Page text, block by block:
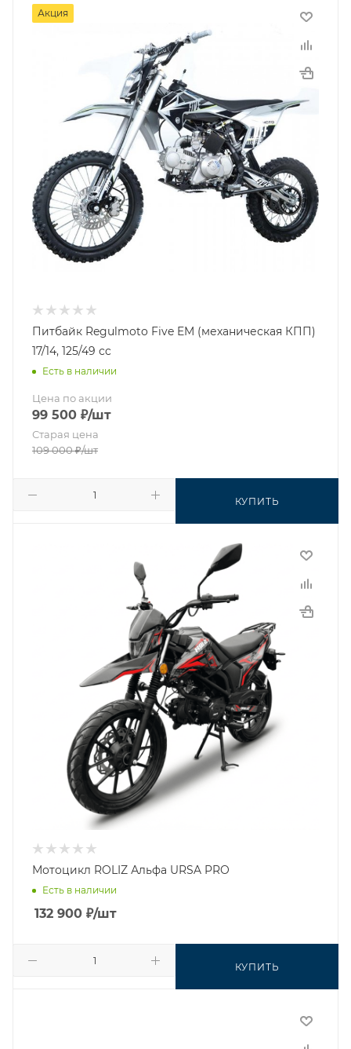
Акция
Питбайк Regulmoto Five EM (механическая КПП)
17/14, 125/49 сc
Есть в наличии
Цена по акции
99 500 ₽/шт
Старая цена
109 000₽/шт
КУПИТЬ
Мотоцикл ROLIZ Альфа URSA PRO
Есть в наличии
132 900 ₽/шт
КУПИТЬ